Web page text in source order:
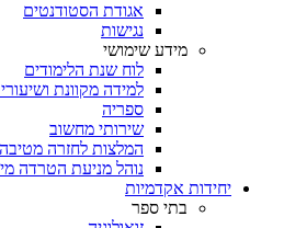
אגודת הסטודנטים
נגישות
מידע שימושי
לוח שנת הלימודים
למידה מקוונת ושיעורי
ספריה
שירותי מחשוב
המלצות לחזרה
נוהל מניעת הטרדה
יחידות אקדמיות
בתי ספר